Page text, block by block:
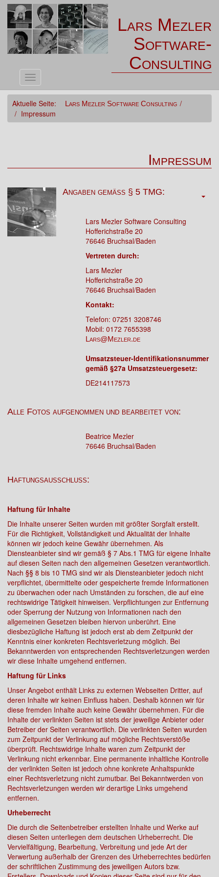
Lars Mezler
Software-
Consulting
Navigation
Aktuelle Seite: Lars Mezler Software Consulting
Impressum
Impressum
Angaben gemäß § 5 TMG:
Lars Mezler Software Consulting
Hofferichstraße 20
76646 Bruchsal/Baden
Vertreten durch:
Lars Mezler
Hofferichstraße 20
76646 Bruchsal/Baden
Kontakt:
Telefon: 07251 3208746
Mobil: 0172 7655398
Lars@Mezler.de
Umsatzsteuer-Identifikationsnummer
gemäß §27a Umsatzsteuergesetz:
DE214117573
Alle Fotos aufgenommen und bearbeitet von:
Beatrice Mezler
76646 Bruchsal/Baden
Haftungsausschluss:
Haftung für Inhalte
Die Inhalte unserer Seiten wurden mit größter Sorgfalt erstellt.
Für die Richtigkeit, Vollständigkeit und Aktualität der Inhalte
können wir jedoch keine Gewähr übernehmen. Als
Diensteanbieter sind wir gemäß § 7 Abs.1 TMG für eigene Inhalte
auf diesen Seiten nach den allgemeinen Gesetzen verantwortlich.
Nach §§ 8 bis 10 TMG sind wir als Diensteanbieter jedoch nicht
verpflichtet, übermittelte oder gespeicherte fremde Informationen
zu überwachen oder nach Umständen zu forschen, die auf eine
rechtswidrige Tätigkeit hinweisen. Verpflichtungen zur Entfernung
oder Sperrung der Nutzung von Informationen nach den
allgemeinen Gesetzen bleiben hiervon unberührt. Eine
diesbezügliche Haftung ist jedoch erst ab dem Zeitpunkt der
Kenntnis einer konkreten Rechtsverletzung möglich. Bei
Bekanntwerden von entsprechenden Rechtsverletzungen werden
wir diese Inhalte umgehend entfernen.
Haftung für Links
Unser Angebot enthält Links zu externen Webseiten Dritter, auf
deren Inhalte wir keinen Einfluss haben. Deshalb können wir für
diese fremden Inhalte auch keine Gewähr übernehmen. Für die
Inhalte der verlinkten Seiten ist stets der jeweilige Anbieter oder
Betreiber der Seiten verantwortlich. Die verlinkten Seiten wurden
zum Zeitpunkt der Verlinkung auf mögliche Rechtsverstöße
überprüft. Rechtswidrige Inhalte waren zum Zeitpunkt der
Verlinkung nicht erkennbar. Eine permanente inhaltliche Kontrolle
der verlinkten Seiten ist jedoch ohne konkrete Anhaltspunkte
einer Rechtsverletzung nicht zumutbar. Bei Bekanntwerden von
Rechtsverletzungen werden wir derartige Links umgehend
entfernen.
Urheberrecht
Die durch die Seitenbetreiber erstellten Inhalte und Werke auf
diesen Seiten unterliegen dem deutschen Urheberrecht. Die
Vervielfältigung, Bearbeitung, Verbreitung und jede Art der
Verwertung außerhalb der Grenzen des Urheberrechtes bedürfen
der schriftlichen Zustimmung des jeweiligen Autors bzw.